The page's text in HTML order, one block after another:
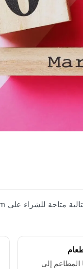
المطاعم إلى